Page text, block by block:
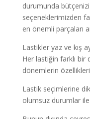
durumunda
seçeneklerimizden
en önemli parçaları
Lastikler yaz ve kış
Her lastiğin farklı bir
dönemlerin
Lastik seçimlerine
olumsuz durumlar